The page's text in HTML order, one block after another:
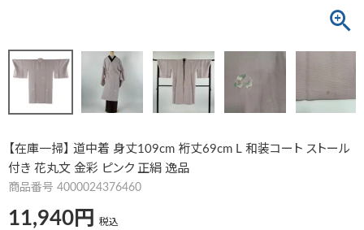
【在庫一掃】 道中着 身丈109cm 裄丈69cm L 和装コート ストール
付き 花丸文 金彩 ピンク 正絹 逸品
商品番号 4000024376460
11,940 税込